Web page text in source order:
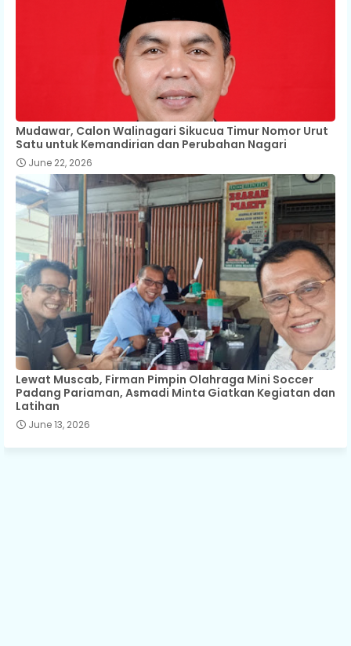
Mudawar, Calon Walinagari Sikucua Timur Nomor Urut
Satu untuk Kemandirian dan Perubahan Nagari
June 22, 2026
Lewat Muscab, Firman Pimpin Olahraga Mini Soccer
Padang Pariaman, Asmadi Minta Giatkan Kegiatan dan
Latihan
June 13, 2026